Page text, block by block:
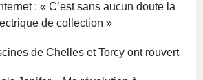
: « C’est sans aucun doute la
de collection »
de Chelles et Torcy ont rouvert